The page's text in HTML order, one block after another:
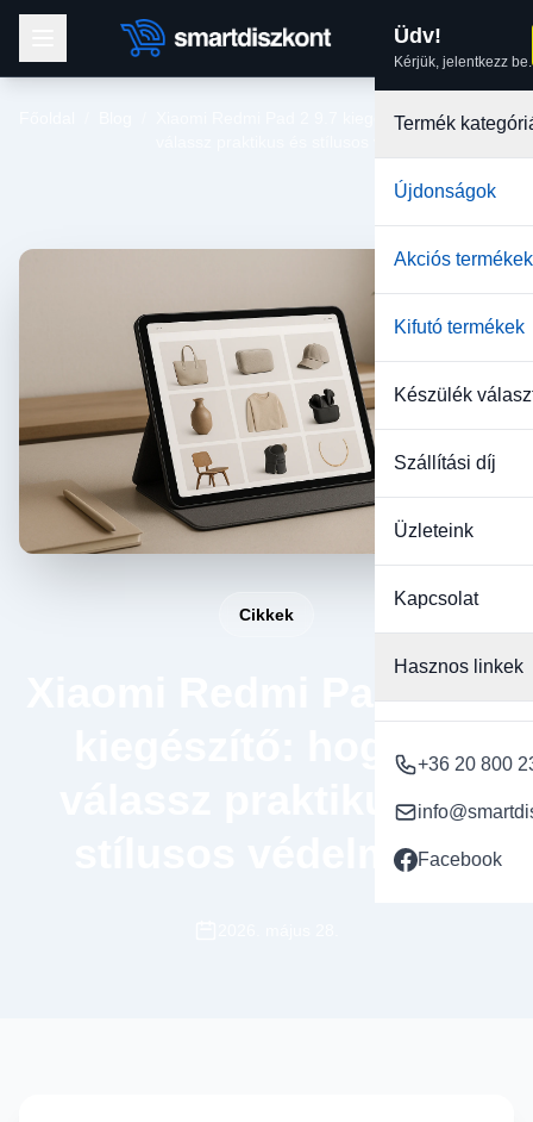
Üdv!
Kérjük, jelentkezz be.
Termék
Újdonságok
Akciós termékek
Kifutó termékek
Készülék
Szállítási díj
Üzleteink
Kapcsolat
Hasznos linkek
+36 20 800
Facebook
Xiaomi Redmi Pad 2 9.7 kiegészítő: hogyan
Cikkek
Xiaomi Redmi Pad 2 9.7
kiegészítő: hogyan
válassz praktikus és
stílusos védelmet?